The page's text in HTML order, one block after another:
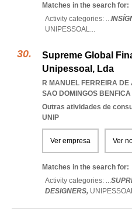
Matches in the search for:
Activity categories: ...
UNIPESSOAL...
Supreme Global
Unipessoal, Lda
R MANUEL FERREIRA
SAO DOMINGOS
Outras atividades de
UNIP
Ver empresa Ver
Matches in the search for:
Activity categories: ...
DESIGNERS,